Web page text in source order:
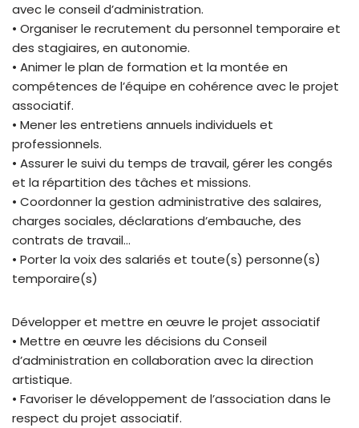
avec le conseil d’administration.
• Organiser le recrutement du personnel temporaire et
des stagiaires, en autonomie.
• Animer le plan de formation et la montée en
compétences de l’équipe en cohérence avec le projet
associatif.
• Mener les entretiens annuels individuels et
professionnels.
• Assurer le suivi du temps de travail, gérer les congés
et la répartition des tâches et missions.
• Coordonner la gestion administrative des salaires,
charges sociales, déclarations d’embauche, des
contrats de travail…
• Porter la voix des salariés et toute(s) personne(s)
temporaire(s)
Développer et mettre en œuvre le projet associatif
• Mettre en œuvre les décisions du Conseil
d’administration en collaboration avec la direction
artistique.
• Favoriser le développement de l’association dans le
respect du projet associatif.